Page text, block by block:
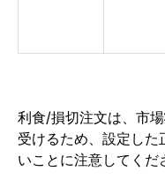
利食/損切注文は、市
受けるため、設定し
いことに注意してくだ